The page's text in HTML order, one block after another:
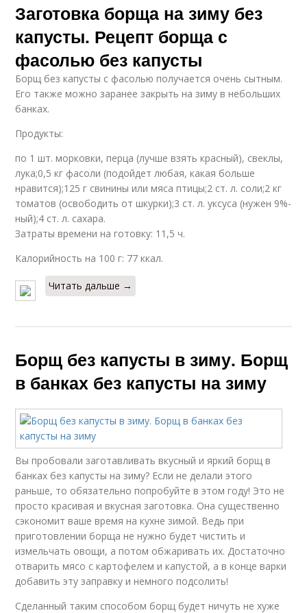
Заготовка борща на зиму без
капусты. Рецепт борща с
фасолью без капусты
Борщ без капусты с фасолью получается очень сытным.
Его также можно заранее закрыть на зиму в небольших
банках.
Продукты:
по 1 шт. морковки, перца (лучше взять красный), свеклы,
лука;0,5 кг фасоли (подойдет любая, какая больше
нравится);125 г свинины или мяса птицы;2 ст. л. соли;2 кг
томатов (освободить от шкурки);3 ст. л. уксуса (нужен 9%-
ный);4 ст. л. сахара.
Затраты времени на готовку: 11,5 ч.
Калорийность на 100 г: 77 ккал.
Читать дальше →
Борщ без капусты в зиму. Борщ
в банках без капусты на зиму
Вы пробовали заготавливать вкусный и яркий борщ в
банках без капусты на зиму? Если не делали этого
раньше, то обязательно попробуйте в этом году! Это не
просто красивая и вкусная заготовка. Она существенно
сэкономит ваше время на кухне зимой. Ведь при
приготовлении борща не нужно будет чистить и
измельчать овощи, а потом обжаривать их. Достаточно
отварить мясо с картофелем и капустой, а в конце варки
добавить эту заправку и немного подсолить!
Сделанный таким способом борщ будет ничуть не хуже